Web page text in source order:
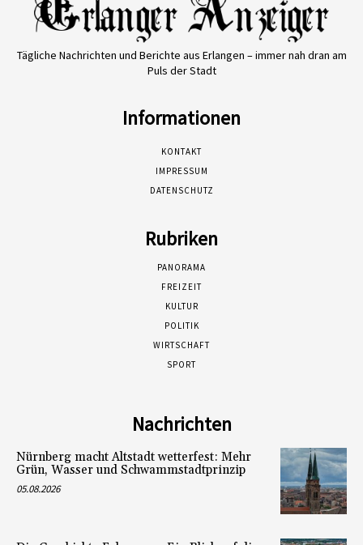
Tägliche Nachrichten und Berichte aus Erlangen – immer nah dran am
Puls der Stadt
Informationen
KONTAKT
IMPRESSUM
DATENSCHUTZ
Rubriken
PANORAMA
FREIZEIT
KULTUR
POLITIK
WIRTSCHAFT
SPORT
Nachrichten
Nürnberg macht Altstadt wetterfest: Mehr
Grün, Wasser und Schwammstadtprinzip
05.08.2026